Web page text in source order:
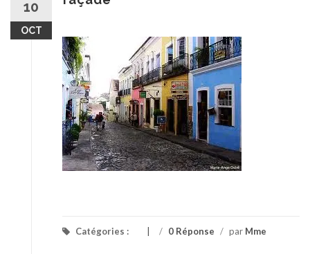
10
OCT
Catégories : / 0 Réponse / par Mme